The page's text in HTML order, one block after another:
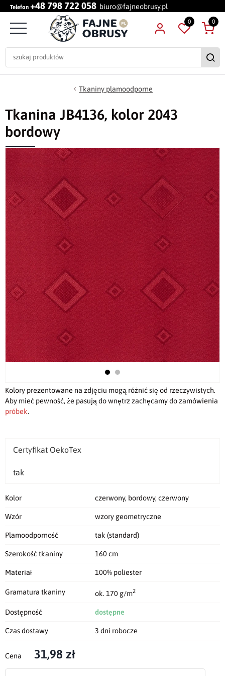
Telefon +48 798 722 058 biuro@fajneobrusy.pl
0 0
Tkaniny plamoodporne
Tkanina JB4136, kolor 2043
bordowy
Kolory prezentowane na zdjęciu mogą różnić się od rzeczywistych.
Aby mieć pewność, że pasują do wnętrz zachęcamy do zamówienia
próbek.
Certyfikat OekoTex
tak
Kolor czerwony, bordowy, czerwony
Wzór wzory geometryczne
Plamoodporność tak (standard)
Szerokość tkaniny 160 cm
Materiał 100% poliester
Gramatura tkaniny ok. 170 g/m2
Dostępność dostępne
Czas dostawy 3 dni robocze
Cena 31,98 zł